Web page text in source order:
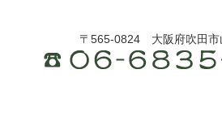
〒565-0824 大阪府吹田市